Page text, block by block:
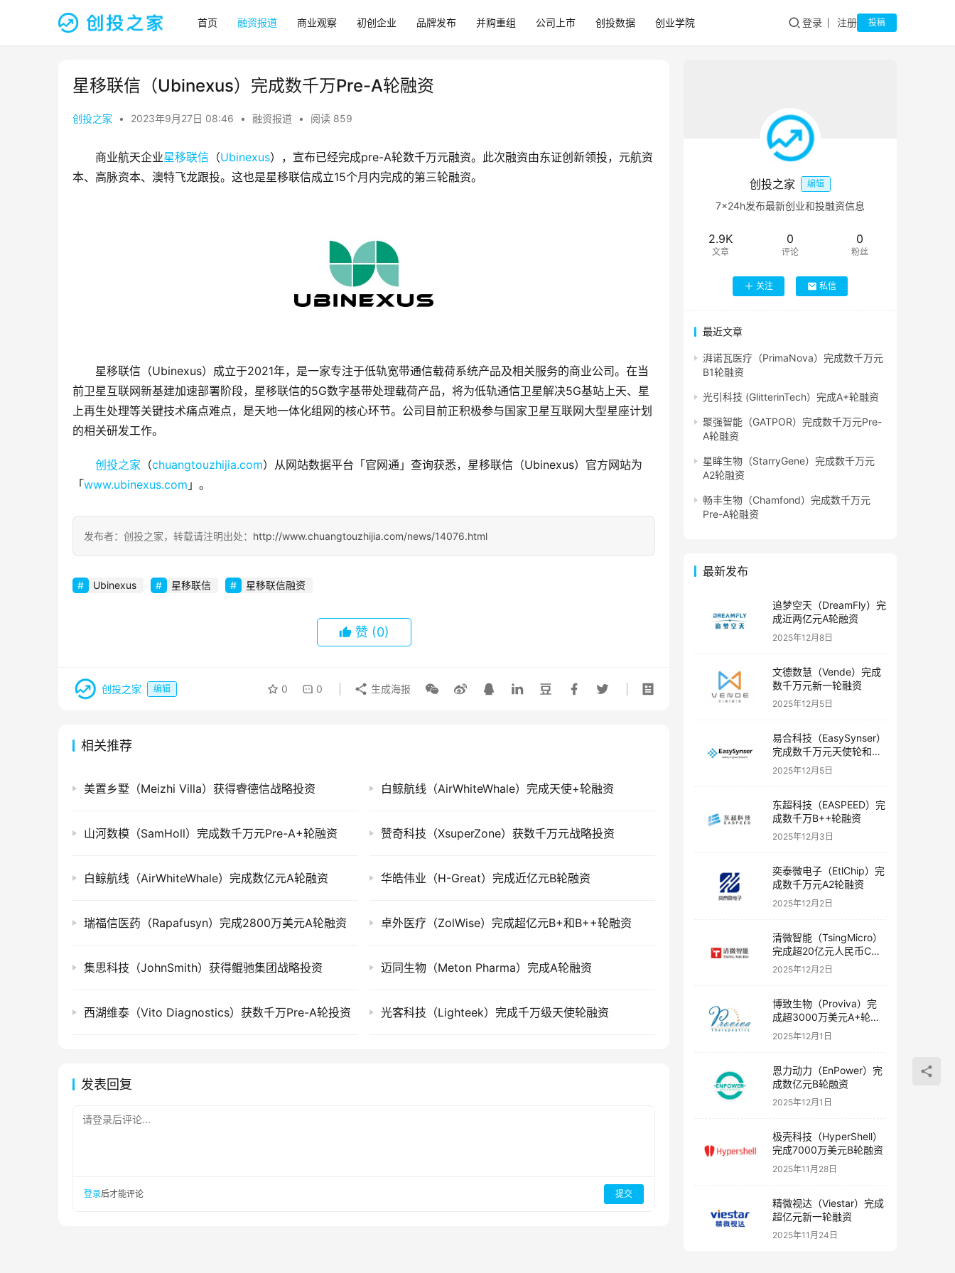
首页 融资报道 商业观察 初创企业 品牌发布 并购重组 公司上市 创投数据 创业学院 登录 注册 投稿
星移联信（Ubinexus）完成数千万Pre-A轮融资
创投之家 • 2023年9月27日 08:46 • 融资报道 • 阅读 859
商业航天企业星移联信 （Ubinexus），宣布已经完成pre-A轮数千万元融资。此次融资由东证创新领投，元航资
本、高脉资本、澳特飞龙跟投。这也是星移联信成立15个月内完成的第三轮融资。
星移联信（Ubinexus）成立于2021年，是一家专注于低轨宽带通信载荷系统产品及相关服务的商业公司。在当
前卫星互联网新基建加速部署阶段，星移联信的5G数字基带处理载荷产品，将为低轨通信卫星解决5G基站上天、星
上再生处理等关键技术痛点难点，是天地一体化组网的核心环节。公司目前正积极参与国家卫星互联网大型星座计划
的相关研发工作。
创投之家 （chuangtouzhijia.com）从网站数据平台「官网通」查询获悉，星移联信（Ubinexus）官方网站为
「www.ubinexus.com 」。
发布者：创投之家，转载请注明出处： http://www.chuangtouzhijia.com/news/14076.html
Ubinexus 星移联信 星移联信融资
赞 (0)
创投之家 编辑 0 0 生成海报
相关推荐
美置乡墅（Meizhi Villa）获得睿德信战略投资 白鲸航线（AirWhiteWhale）完成天使+轮融资
山河数模（SamHoll）完成数千万元Pre-A+轮融资 赞奇科技（XsuperZone）获数千万元战略投资
白鲸航线（AirWhiteWhale）完成数亿元A轮融资 华皓伟业（H-Great）完成近亿元B轮融资
瑞福信医药（Rapafusyn）完成2800万美元A轮融资 卓外医疗（ZolWise）完成超亿元B+和B++轮融资
集思科技（JohnSmith）获得鲲驰集团战略投资 迈同生物（Meton Pharma）完成A轮融资
西湖维泰（Vito Diagnostics）获数千万Pre-A轮投资 光客科技（Lighteek）完成千万级天使轮融资
发表回复
请登录后评论...
登录后才能评论 提交
创投之家 编辑
7×24h发布最新创业和投融资信息
2.9K
文章
0
评论
0
粉丝
关注 私信
最近文章
湃诺瓦医疗（PrimaNova）完成数千万元
B1轮融资
光引科技 (GlitterinTech）完成A+轮融资
聚强智能（GATPOR）完成数千万元Pre-
A轮融资
星眸生物（StarryGene）完成数千万元
A2轮融资
畅丰生物（Chamfond）完成数千万元
Pre-A轮融资
最新发布
追梦空天（DreamFly）完
成近两亿元A轮融资
2025年12月8日
文德数慧（Vende）完成
数千万元新一轮融资
2025年12月5日
易合科技（EasySynser）
完成数千万元天使轮和天
使+轮融资
2025年12月5日
东超科技（EASPEED）完
成数千万B++轮融资
2025年12月3日
奕泰微电子（EtlChip）完
成数千万元A2轮融资
2025年12月2日
清微智能（TsingMicro）
完成超20亿元人民币C轮
融资
2025年12月2日
博致生物（Proviva）完
成超3000万美元A+轮融
资
2025年12月1日
恩力动力（EnPower）完
成数亿元B轮融资
2025年12月1日
极壳科技（HyperShell）
完成7000万美元B轮融资
2025年11月28日
精微视达（Viestar）完成
超亿元新一轮融资
2025年11月24日